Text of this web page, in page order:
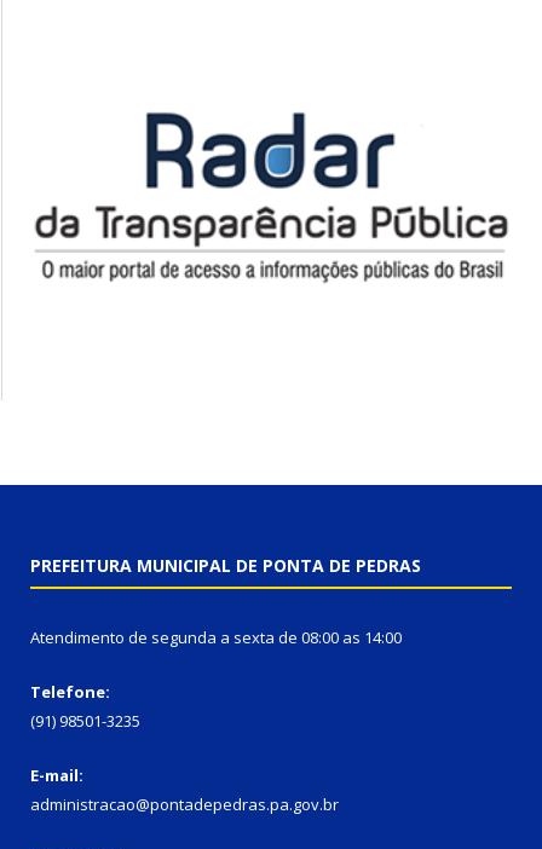
PREFEITURA MUNICIPAL DE PONTA DE PEDRAS
Atendimento de segunda a sexta de 08:00 as 14:00
Telefone:
(91) 98501-3235
E-mail:
administracao@pontadepedras.pa.gov.br